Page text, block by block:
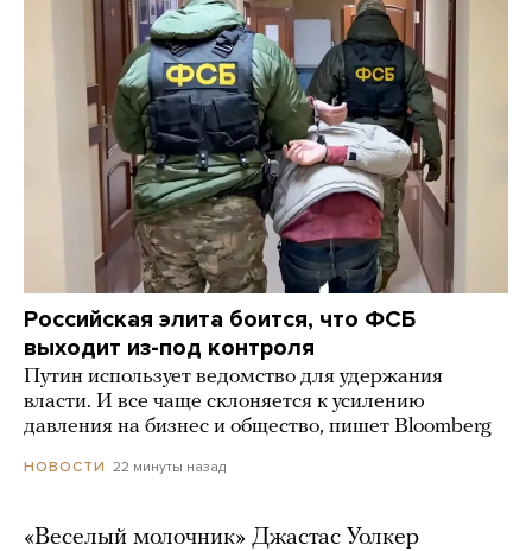
Российская элита боится, что ФСБ
выходит из-под контроля
Путин использует ведомство для удержания
власти. И все чаще склоняется к усилению
давления на бизнес и общество, пишет Bloomberg
НОВОСТИ 22 минуты назад
«Веселый молочник» Джастас Уолкер